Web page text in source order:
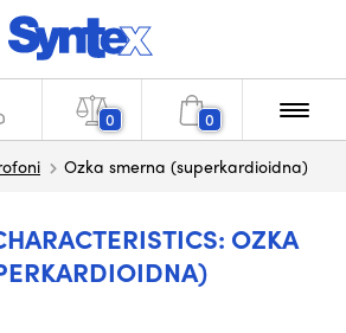
0 0
Ozka smerna (superkardioidna)
OZKA